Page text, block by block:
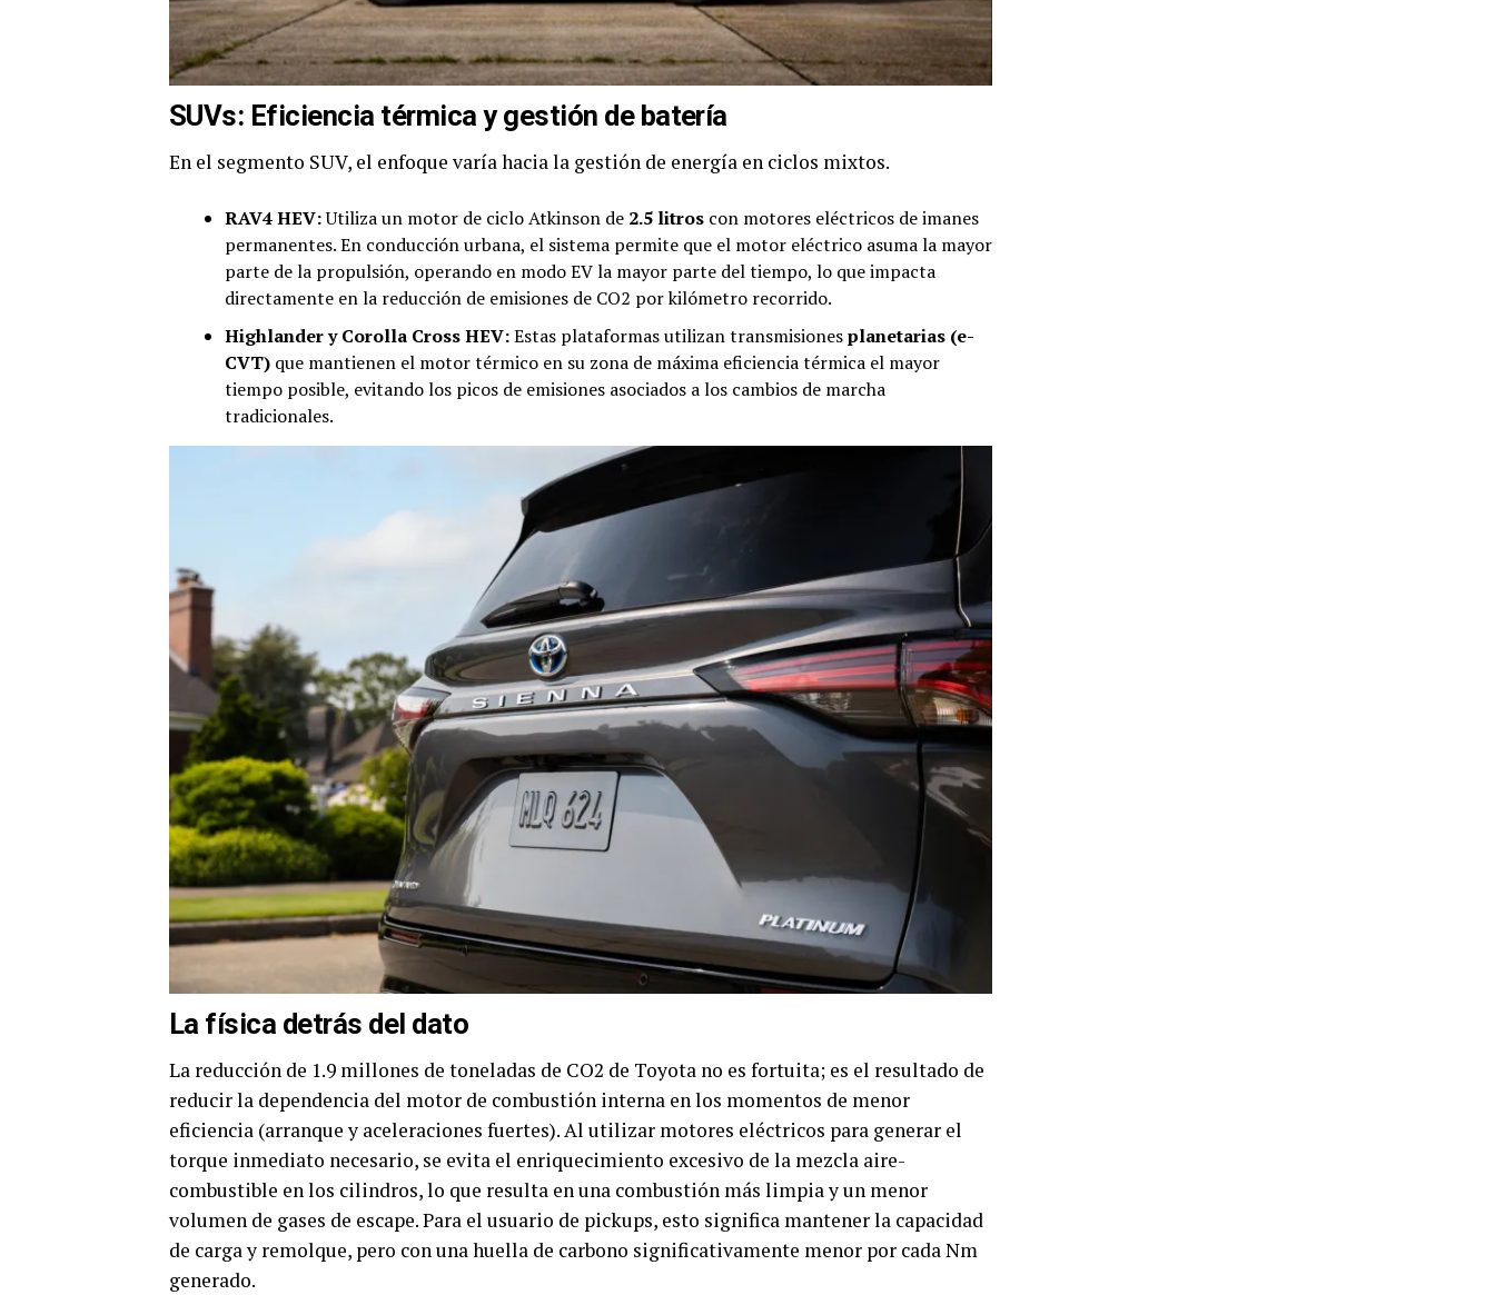
SUVs: Eficiencia térmica y gestión de batería
En el segmento SUV, el enfoque varía hacia la gestión de energía en ciclos mixtos.
RAV4 HEV:Utiliza un motor de ciclo Atkinson de 2.5 litros con motores eléctricos de imanes
permanentes. En conducción urbana, el sistema permite que el motor eléctrico asuma la mayor
parte de la propulsión, operando en modo EV la mayor parte del tiempo, lo que impacta
directamente en la reducción de emisiones de CO2 por kilómetro recorrido.
Highlander y Corolla Cross HEV:Estas plataformas utilizan transmisionesplanetarias (e-
CVT) que mantienen el motor térmico en su zona de máxima eficiencia térmica el mayor
tiempo posible, evitando los picos de emisiones asociados a los cambios de marcha
tradicionales.
La física detrás del dato
La reducción de 1.9 millones de toneladas de CO2 de Toyota no es fortuita; es el resultado de
reducir la dependencia del motor de combustión interna en los momentos de menor
eficiencia (arranque y aceleraciones fuertes). Al utilizar motores eléctricos para generar el
torque inmediato necesario, se evita el enriquecimiento excesivo de la mezcla aire-
combustible en los cilindros, lo que resulta en una combustión más limpia y un menor
volumen de gases de escape. Para el usuario de pickups, esto significa mantener la capacidad
de carga y remolque, pero con una huella de carbono significativamente menor por cada Nm
generado.